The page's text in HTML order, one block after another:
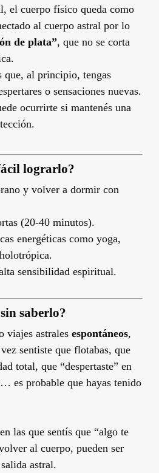
el cuerpo físico queda como
al cuerpo astral por lo
de plata”, que no se corta
que, al principio, tengas
o sensaciones nuevas.
ocurrirte si mantenés una
lograrlo?
y volver a dormir con
(20-40 minutos).
energéticas como yoga,
sensibilidad espiritual.
saberlo?
viajes astrales espontáneos,
sentiste que flotabas, que
total, que “despertaste” en
es probable que hayas tenido
las que sentís que “algo te
al cuerpo, pueden ser
astral.